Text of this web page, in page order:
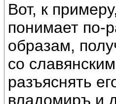
Вот, к
понимает по-
образам,
со
разъяснять
владомиръ и